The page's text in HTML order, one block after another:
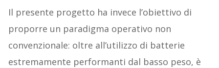
Il presente progetto ha invece l’obiettivo di
proporre un paradigma operativo non
convenzionale: oltre all’utilizzo di batterie
estremamente performanti dal basso peso, è